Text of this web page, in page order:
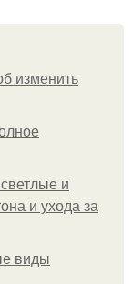
изменить
и
и ухода за
виды